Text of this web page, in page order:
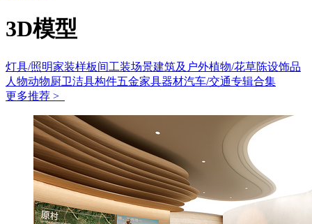
3D模型
灯具/照明家装样板间工装场景建筑及户外植物/花草陈设饰品
人物动物厨卫洁具构件五金家具器材汽车/交通专辑合集
更多推荐 >